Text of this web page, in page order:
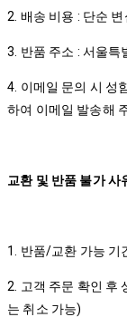
2. 배송 비용 : 단순
3. 반품 주소 : 서울
4. 이메일 문의 시 성
하여 이메일 발송해
교환 및 반품 불가 사
1. 반품/교환 가능 기
2. 고객 주문 확인 후
는 취소 가능)